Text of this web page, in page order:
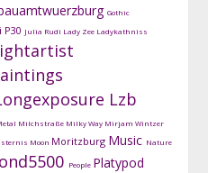
Gothic
P30 Julia Rudi Lady Zee Ladykathniss
Lzb
Milchstraße Milky Way Mirjam Wintzer
Moon Moritzburg Music Nature
People Platypod